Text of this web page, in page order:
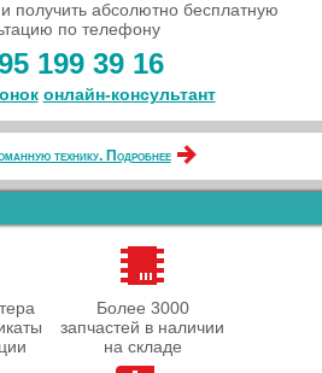
получить абсолютно бесплатную
по телефону
199 39 16
онлайн‑консультант
технику. Подробнее
Более 3000
запчастей в наличии
на складе